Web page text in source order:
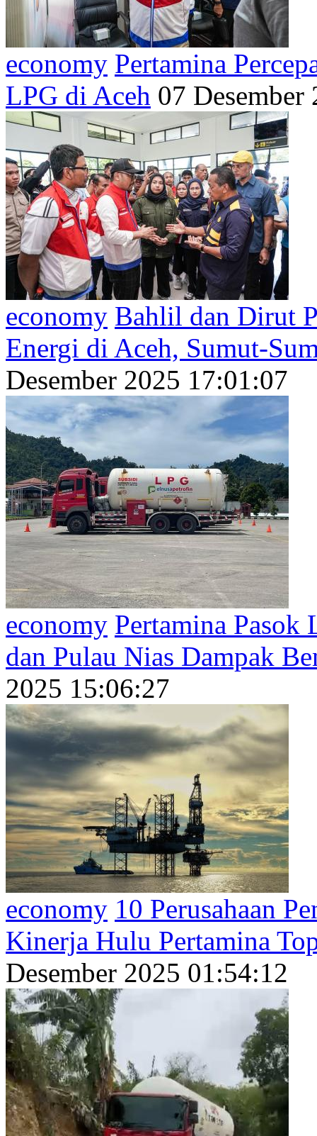
economy Pertamina
LPG di Aceh 07
economy Bahlil dan Dirut
Energi di Aceh, Sumut-
Desember 2025 17:01:07
economy Pertamina Pasok
dan Pulau Nias Dampak
2025 15:06:27
economy 10 Perusahaan
Kinerja Hulu Pertamina
Desember 2025 01:54:12